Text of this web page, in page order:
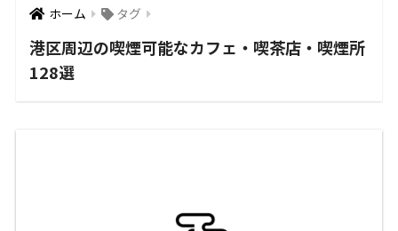
ホーム タグ
港区周辺の喫煙可能なカフェ・喫茶店・喫煙所
128選